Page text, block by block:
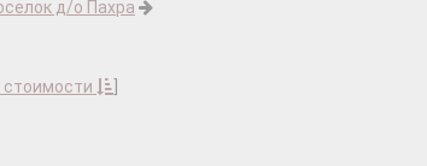
д/о Пахра
стоимости